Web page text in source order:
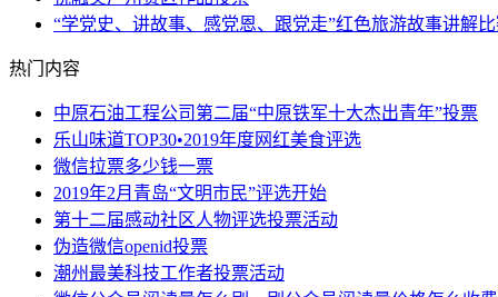
“学党史、讲故事、感党恩、跟党走”红色旅游故事讲解
热门内容
中原石油工程公司第二届“中原铁军十大杰出青年”投票
乐山味道TOP30•2019年度网红美食评选
微信拉票多少钱一票
2019年2月青岛“文明市民”评选开始
第十二届感动社区人物评选投票活动
伪造微信openid投票
潮州最美科技工作者投票活动